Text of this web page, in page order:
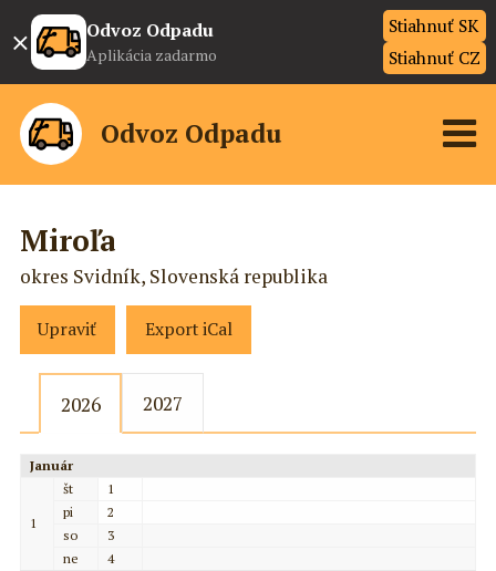
× Odvoz Odpadu
Aplikácia zadarmo
Stiahnuť SK
Stiahnuť CZ
Odvoz Odpadu
Miroľa
okres Svidník, Slovenská republika
Upraviť Export iCal
2026 2027
Január
1
št
1
pi
2
so
3
ne
4